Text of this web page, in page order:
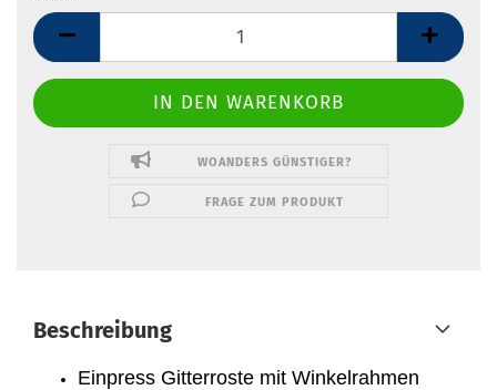
Stück
WOANDERS GÜNSTIGER?
FRAGE ZUM PRODUKT
Beschreibung
Einpress Gitterroste mit Winkelrahmen